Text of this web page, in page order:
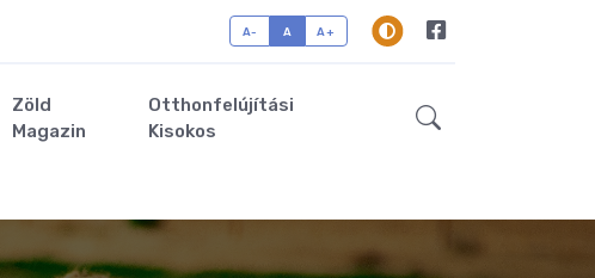
A- A A+
Zöld
Magazin
Otthonfelújítási
Kisokos